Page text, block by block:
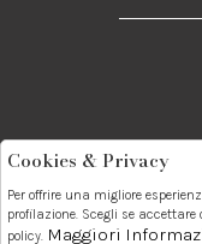
Telefono:
089237858
Cookies & Privacy
Per offrire una migliore
profilazione. Scegli se
policy. Maggiori